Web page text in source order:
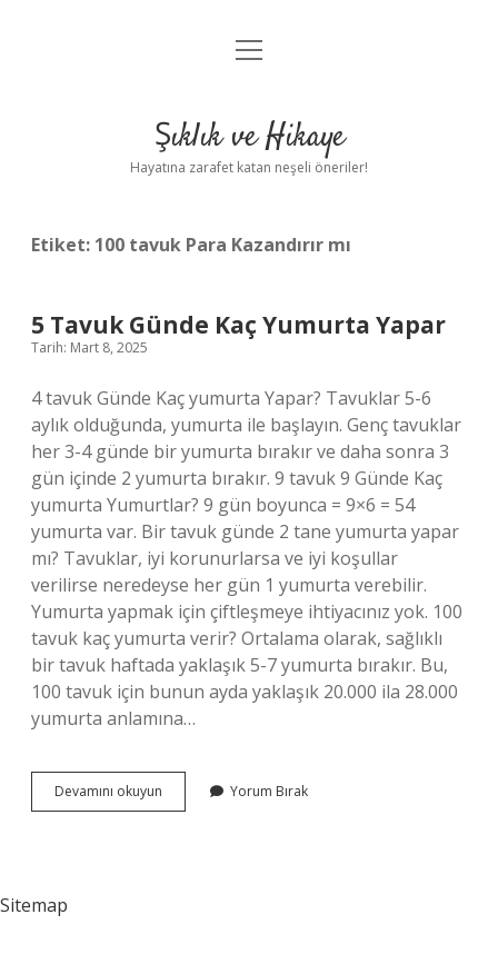
Anasayfa
Yasal Uyarı
menüyü
Şıklık ve Hikaye
Hayatına zarafet katan neşeli öneriler!
Etiket: 100 tavuk Para Kazandırır mı
5 Tavuk Günde Kaç Yumurta Yapar
Tarih: Mart 8, 2025
4 tavuk Günde Kaç yumurta Yapar? Tavuklar 5-6
aylık olduğunda, yumurta ile başlayın. Genç tavuklar
her 3-4 günde bir yumurta bırakır ve daha sonra 3
gün içinde 2 yumurta bırakır. 9 tavuk 9 Günde Kaç
yumurta Yumurtlar? 9 gün boyunca = 9×6 = 54
yumurta var. Bir tavuk günde 2 tane yumurta yapar
mı? Tavuklar, iyi korunurlarsa ve iyi koşullar
verilirse neredeyse her gün 1 yumurta verebilir.
Yumurta yapmak için çiftleşmeye ihtiyacınız yok. 100
tavuk kaç yumurta verir? Ortalama olarak, sağlıklı
bir tavuk haftada yaklaşık 5-7 yumurta bırakır. Bu,
100 tavuk için bunun ayda yaklaşık 20.000 ila 28.000
yumurta anlamına…
Devamını okuyun
Tavuk
Yorum Bırak
Sitemap